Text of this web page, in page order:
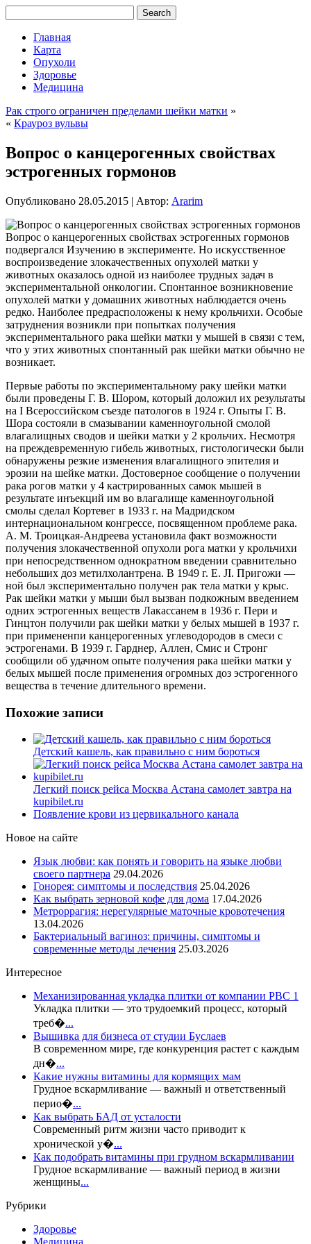
Главная
Карта
Опухоли
Здоровье
Медицина
Рак строго ограничен пределами шейки матки »
« Крауроз вульвы
Вопрос о канцерогенных свойствах
эстрогенных гормонов
Опубликовано 28.05.2015 | Автор: Ararim
Вопрос о канцерогенных свойствах эстрогенных гормонов
подвергался Изучению в эксперименте. Но искусственное
воспроизведение злокачественных опухолей матки у
животных оказалось одной из наиболее трудных задач в
экспериментальной онкологии. Спонтанное возникновение
опухолей матки у домашних животных наблюдается очень
редко. Наиболее предрасположены к нему крольчихи. Особые
затруднения возникли при попытках получения
экспериментального рака шейки матки у мышей в связи с тем,
что у этих животных спонтанный рак шейки матки обычно не
возникает.
Первые работы по экспериментальному раку шейки матки
были проведены Г. В. Шором, который доложил их результаты
на I Всероссийском съезде патологов в 1924 г. Опыты Г. В.
Шора состояли в смазывании каменноугольной смолой
влагалищных сводов и шейки матки у 2 крольчих. Несмотря
на преждевременную гибель животных, гистологически были
обнаружены резкие изменения влагалищного эпителия и
эрозии на шейке матки. Достоверное сообщение о получении
рака рогов матки у 4 кастрированных самок мышей в
результате инъекций им во влагалище каменноугольной
смолы сделал Кортевег в 1933 г. на Мадридском
интернациональном конгрессе, посвященном проблеме рака.
А. М. Троицкая-Андреева установила факт возможности
получения злокачественной опухоли рога матки у крольчихи
при непосредственном однократном введении сравнительно
небольших доз метилхолантрена. В 1949 г. Е. JI. Пригожи —
ной был экспериментально получен рак тела матки у крыс.
Рак шейки матки у мыши был вызван подкожным введением
одних эстрогенных веществ Лакассанем в 1936 г. Пери и
Гинцтон получили рак шейки матки у белых мышей в 1937 г.
при примененпи канцерогенных углеводородов в смеси с
эстрогенами. В 1939 г. Гарднер, Аллен, Смис и Стронг
сообщили об удачном опыте получения рака шейки матки у
белых мышей после применения огромных доз эстрогенного
вещества в течение длительного времени.
Похожие записи
Детский кашель, как правильно с ним бороться
Легкий поиск рейса Москва Астана самолет завтра на
kupibilet.ru
Появление крови из цервикального канала
Новое на сайте
Язык любви: как понять и говорить на языке любви
своего партнера 29.04.2026
Гонорея: симптомы и последствия 25.04.2026
Как выбрать зерновой кофе для дома 17.04.2026
Метроррагия: нерегулярные маточные кровотечения
13.04.2026
Бактериальный вагиноз: причины, симптомы и
современные методы лечения 25.03.2026
Интересное
Механизированная укладка плитки от компании РВС 1
Укладка плитки — это трудоемкий процесс, который
треб�...
Вышивка для бизнеса от студии Буслаев
В современном мире, где конкуренция растет с каждым
дн�...
Какие нужны витамины для кормящих мам
Грудное вскармливание — важный и ответственный
перио�...
Как выбрать БАД от усталости
Современный ритм жизни часто приводит к
хронической у�...
Как подобрать витамины при грудном вскармливании
Грудное вскармливание — важный период в жизни
женщины...
Рубрики
Здоровье